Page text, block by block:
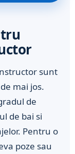
sunt
mai jos.
de
de bai si
Pentru o
poze sau